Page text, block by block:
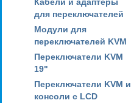
для переключателей
Модули для
переключателей KVM
Переключатели KVM
19"
Переключатели KVM и
консоли с LCD